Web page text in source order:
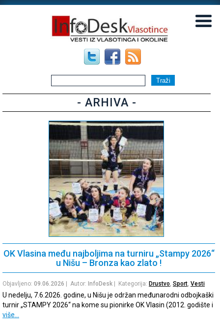
- ARHIVA -
OK Vlasina među najboljima na turniru „Stampy 2026“
u Nišu – Bronza kao zlato !
Objavljeno: 09.06.2026 | Autor: InfoDesk | Kategorija: Drustvo, Sport, Vesti
U nedelju, 7.6.2026. godine, u Nišu je održan međunarodni odbojkaški
turnir „STAMPY 2026“ na kome su pionirke OK Vlasin (2012. godište i
više…